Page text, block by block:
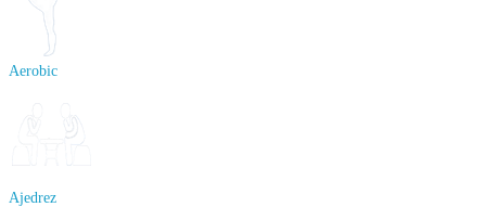
Aerobic
Ajedrez